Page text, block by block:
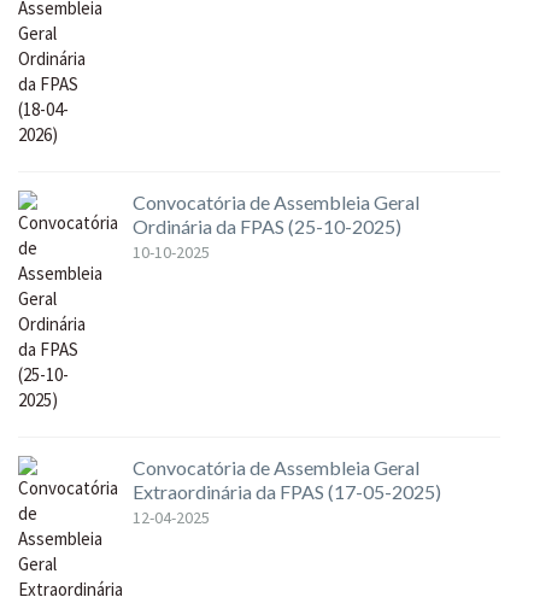
Convocatória de Assembleia Geral
Ordinária da FPAS (25-10-2025)
10-10-2025
Convocatória de Assembleia Geral
Extraordinária da FPAS (17-05-2025)
12-04-2025